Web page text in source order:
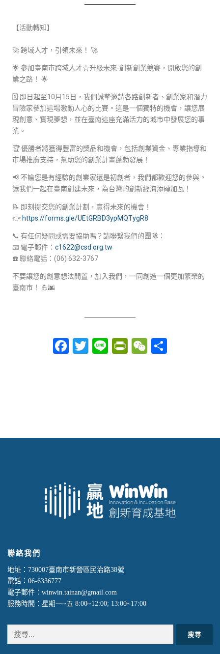
【活動轉知】
🚀 跨域人才，引領未來！ 🚀
🌟 參加臺南市跨域人才☆升級未來-創新創業競賽，開啟您的創
業之路！ 🌟
🗓️ 即日起至10月15日，我們誠摯邀請各路創新者、創業家和潛力
冒險家參加這場激動人心的比賽。這是一個獨特的機會，讓您展
現創意、實現夢想，並在臺南這座充滿活力的城市中發展您的事
業。
🏆 優勝者將獲得豐富的獎品和機會，包括創業資金、專業指導和
市場推廣支持，幫助您的創業計畫蓬勃發展！
📢 不論您是有經驗的創業家還是初創者，我們都歡迎您的參與。
讓我們一起在臺南創建未來，為台灣的創新經濟添磚加瓦！
📝 即刻提交您的創業計劃，贏得未來的機會！
👉https://forms.gle/UEtGRBD3ypMQTygR8
📞 有任何疑問或需要協助嗎？請聯繫我們的團隊：
📧 電子郵件： c1622@csd.org.tw
☎️ 聯絡電話：(06) 632-3767
不要讓您的創意想法閒置，加入我們，一同創造一個更加繁榮的
臺南市！ 💪🌆
Facebook
Twitter
LinePrintFriendly
WeChat
聯絡我們
地址：730007臺南市新營區民治路38號
電話：06-6336777
電子郵件：winwin.tainan@gmail.com
服務時間：星期一~五 8:00~12:00; 13:00~17:00